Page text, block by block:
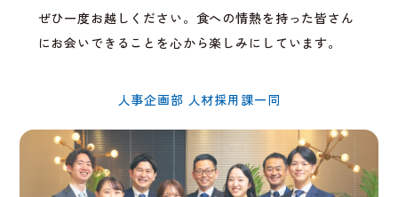
ぜひ一度お越しください。食への情熱を持った皆さん
にお会いできることを心から楽しみにしています。
人事企画部 人材採用課一同